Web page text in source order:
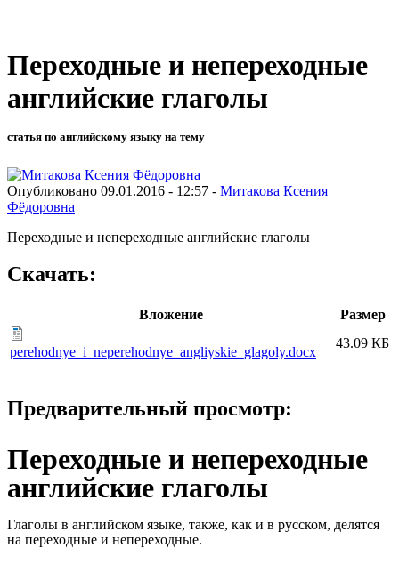
Переходные и непереходные
английские глаголы
статья по английскому языку на тему
Опубликовано 09.01.2016 - 12:57 - Митакова Ксения
Фёдоровна
Переходные и непереходные английские глаголы
Скачать:
Вложение Размер
perehodnye_i_neperehodnye_angliyskie_glagoly.docx
43.09 КБ
Предварительный просмотр:
Переходные и непереходные
английские глаголы
Глаголы в английском языке, также, как и в русском, делятся
на переходные и непереходные.